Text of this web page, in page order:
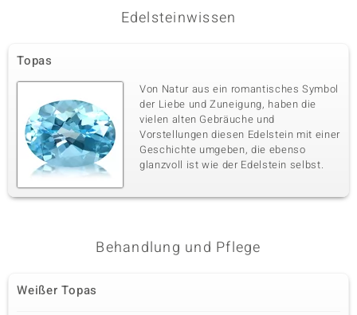
Edelsteinwissen
Topas
Von Natur aus ein romantisches Symbol
der Liebe und Zuneigung, haben die
vielen alten Gebräuche und
Vorstellungen diesen Edelstein mit einer
Geschichte umgeben, die ebenso
glanzvoll ist wie der Edelstein selbst.
Behandlung und Pflege
Weißer Topas